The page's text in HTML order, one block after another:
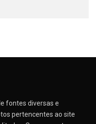
fontes diversas e
pertencentes ao site